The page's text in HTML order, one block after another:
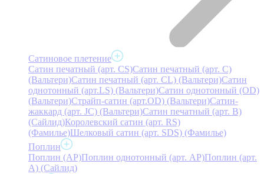
Сатиновое плетение
Сатин печатный (арт. СS)Сатин печатный (арт. С)
(Вальтери)Сатин печатный (арт. СL) (Вальтери)Сатин
однотонный (арт.LS) (Вальтери)Сатин однотонный (OD)
(Вальтери)Страйп-сатин (арт.OD) (Вальтери)Сатин-
жаккард (арт. JC) (Вальтери)Сатин печатный (арт. В)
(Сайлид)Королевский сатин (арт. RS)
(Фамилье)Шелковый сатин (арт. SDS) (Фамилье)
Поплин
Поплин (AP)Поплин однотонный (арт. AP)Поплин (арт.
А) (Сайлид)